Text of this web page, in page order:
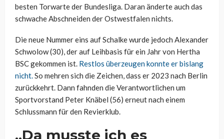
besten Torwarte der Bundesliga. Daran änderte auch das
schwache Abschneiden der Ostwestfalen nichts.
Die neue Nummer eins auf Schalke wurde jedoch Alexander
Schwolow (30), der auf Leihbasis für ein Jahr von Hertha
BSC gekommen ist. Restlos überzeugen konnte er bislang
nicht.So mehren sich die Zeichen, dass er 2023 nach Berlin
zurückkehrt. Dann fahnden die Verantwortlichen um
Sportvorstand Peter Knäbel (56) erneut nach einem
Schlussmann für den Revierklub.
„Da musste ich es